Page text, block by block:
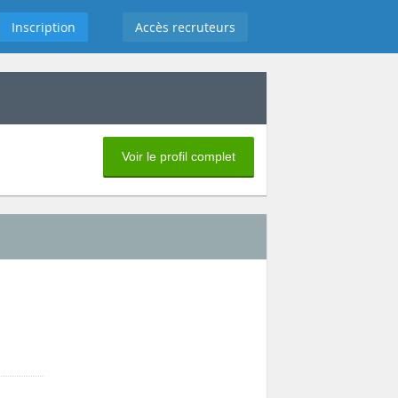
Inscription Accès recruteurs
Voir le profil complet